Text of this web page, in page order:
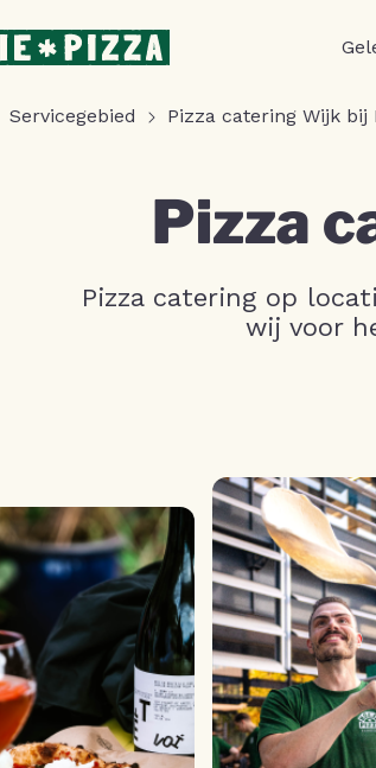
Servicegebied Pizza catering Wijk bij
Pizza
Pizza catering op
wij voor